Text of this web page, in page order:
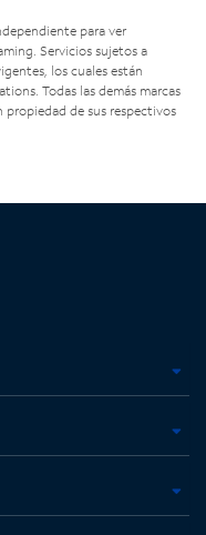
para ver
Servicios sujetos a
los cuales están
Todas las demás marcas
de sus respectivos